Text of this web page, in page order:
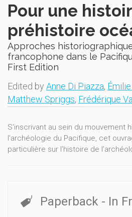
Pour une
préhistoire
Approches
francophone dans le
First Edition
Edited by Anne Di Piazza,
Matthew Spriggs, Frédérique
S'inscrivant au sein du mouvement
l'archéologie du Pacifique, cet
particulière sur l'histoire de
d’historiens, d’anthropologues, de
d’écrivains. Les auteur.e.s
Paperback - In